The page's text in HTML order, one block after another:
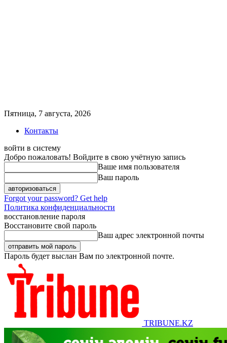
Пятница, 7 августа, 2026
Контакты
войти в систему
Добро пожаловать! Войдите в свою учётную запись
Ваше имя пользователя
Ваш пароль
Forgot your password? Get help
Политика конфиденциальности
восстановление пароля
Восстановите свой пароль
Ваш адрес электронной почты
Пароль будет выслан Вам по электронной почте.
TRIBUNE.KZ